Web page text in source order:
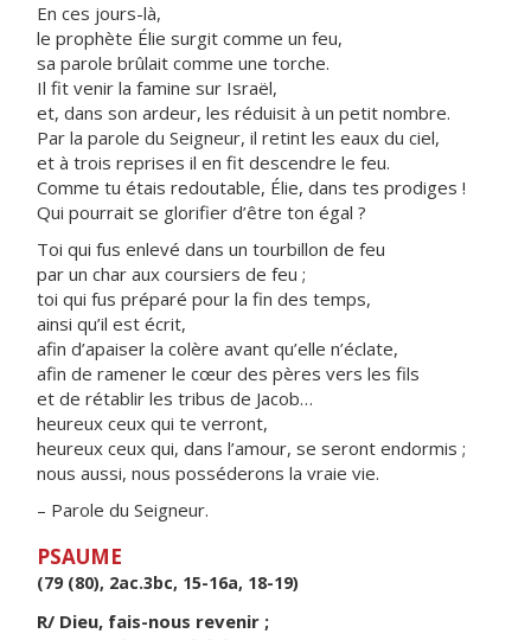
En ces jours-là,
le prophète Élie surgit comme un feu,
sa parole brûlait comme une torche.
Il fit venir la famine sur Israël,
et, dans son ardeur, les réduisit à un petit nombre.
Par la parole du Seigneur, il retint les eaux du ciel,
et à trois reprises il en fit descendre le feu.
Comme tu étais redoutable, Élie, dans tes prodiges !
Qui pourrait se glorifier d’être ton égal ?
Toi qui fus enlevé dans un tourbillon de feu
par un char aux coursiers de feu ;
toi qui fus préparé pour la fin des temps,
ainsi qu’il est écrit,
afin d’apaiser la colère avant qu’elle n’éclate,
afin de ramener le cœur des pères vers les fils
et de rétablir les tribus de Jacob…
heureux ceux qui te verront,
heureux ceux qui, dans l’amour, se seront endormis ;
nous aussi, nous posséderons la vraie vie.
– Parole du Seigneur.
PSAUME
(79 (80), 2ac.3bc, 15-16a, 18-19)
R/ Dieu, fais-nous revenir ;